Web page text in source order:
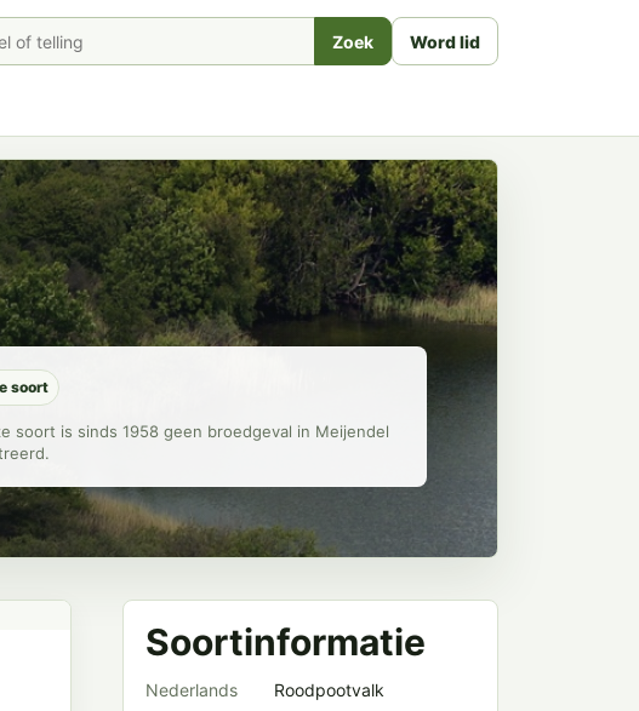
Zoek Word lid
soort
soort is sinds 1958 geen broedgeval in Meijendel
Soortinformatie
Nederlands
Roodpootvalk